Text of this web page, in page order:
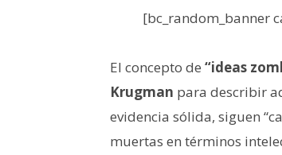
[bc_random_banner
El concepto de “ideas
Krugman para describir
evidencia sólida, siguen
muertas en términos